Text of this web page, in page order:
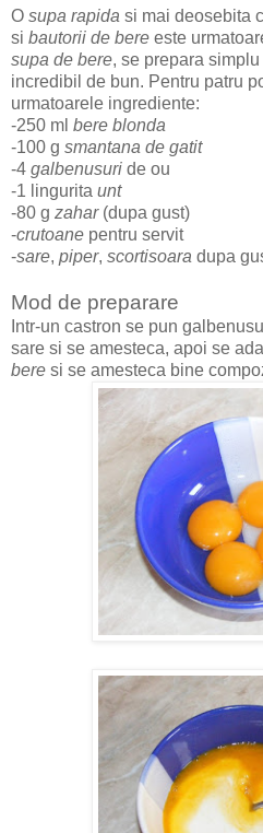
O supa rapida si mai deosebita
si bautorii de bere este
supa de bere, se prepara
incredibil de bun. Pentru patru
urmatoarele ingrediente:
-250 ml bere blonda
-100 g smantana de gatit
-4 galbenusuri de ou
-1 lingurita unt
-80 g zahar(dupa gust)
-crutoane pentru servit
-sare, piper, scortisoara dupa
Mod de preparare
Intr-un castron se pun
sare si se amesteca, apoi se
bere si se amesteca bine